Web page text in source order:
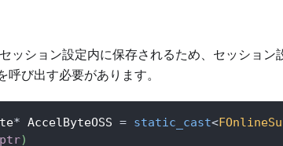
ッション設定内に保存されるため、セッション
呼び出す必要があります。
* AccelByteOSS = static_cast<
)